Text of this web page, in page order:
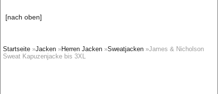
[nach oben]
Startseite »Jacken »Herren Jacken »Sweatjacken »James & Nicholson
Sweat Kapuzenjacke bis 3XL